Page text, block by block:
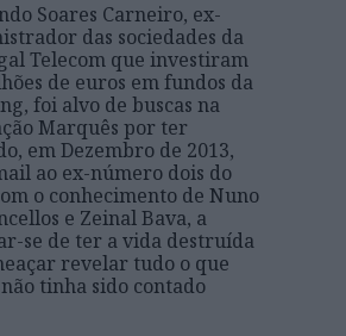
Soares Carneiro, ex-
das sociedades da
Telecom que investiram
de euros em fundos da
foi alvo de buscas na
Marquês por ter
em Dezembro de 2013,
ao ex-número dois do
o conhecimento de Nuno
e Zeinal Bava, a
se de ter a vida destruída
revelar tudo o que
tinha sido contado